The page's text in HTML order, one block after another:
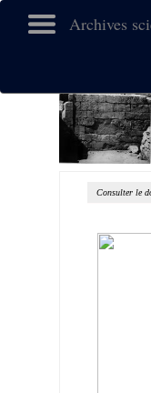
Archives
Consulter le